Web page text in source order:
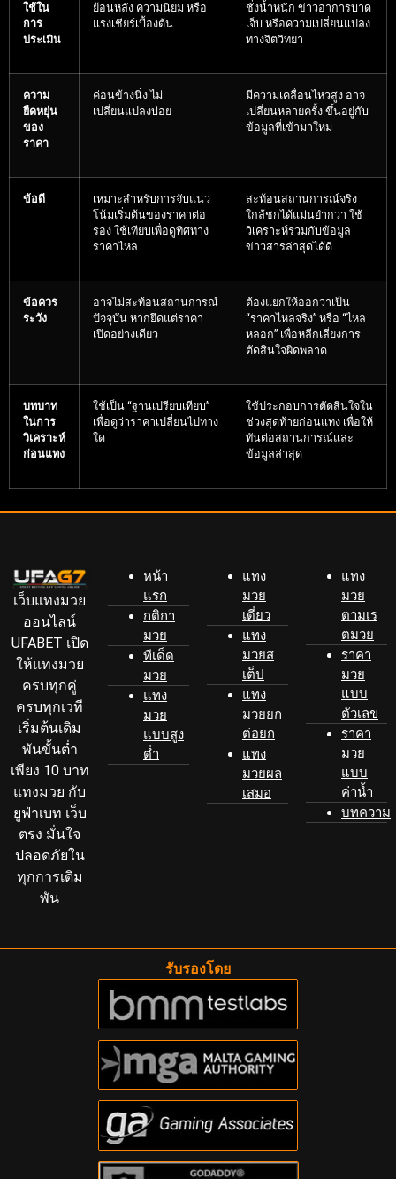
ใช้ใน
การ
ประเมิน
ย้อนหลัง ความนิยม หรือ
แรงเชียร์เบื้องต้น
ชั่งน้ำหนัก ข่าวอาการบาด
เจ็บ หรือความเปลี่ยนแปลง
ทางจิตวิทยา
ความ
ยืดหยุ่น
ของ
ราคา
ค่อนข้างนิ่ง ไม่
เปลี่ยนแปลงบ่อย
มีความเคลื่อนไหวสูง อาจ
เปลี่ยนหลายครั้ง ขึ้นอยู่กับ
ข้อมูลที่เข้ามาใหม่
ข้อดี
เหมาะสำหรับการจับแนว
โน้มเริ่มต้นของราคาต่อ
รอง ใช้เทียบเพื่อดูทิศทาง
ราคาไหล
สะท้อนสถานการณ์จริง
ใกล้ชกได้แม่นยำกว่า ใช้
วิเคราะห์ร่วมกับข้อมูล
ข่าวสารล่าสุดได้ดี
ข้อควร
ระวัง
อาจไม่สะท้อนสถานการณ์
ปัจจุบัน หากยึดแต่ราคา
เปิดอย่างเดียว
ต้องแยกให้ออกว่าเป็น
“ราคาไหลจริง” หรือ “ไหล
หลอก” เพื่อหลีกเลี่ยงการ
ตัดสินใจผิดพลาด
บทบาท
ในการ
วิเคราะห์
ก่อนแทง
ใช้เป็น “ฐานเปรียบเทียบ”
เพื่อดูว่าราคาเปลี่ยนไปทาง
ใด
ใช้ประกอบการตัดสินใจใน
ช่วงสุดท้ายก่อนแทง เพื่อให้
ทันต่อสถานการณ์และ
ข้อมูลล่าสุด
เว็บแทงมวย
ออนไลน์
UFABET เปิด
ให้แทงมวย
ครบทุกคู่
ครบทุกเวที
เริ่มต้นเดิม
พันขั้นต่ำ
เพียง 10 บาท
แทงมวย กับ
ยูฟ่าเบท เว็บ
ตรง มั่นใจ
ปลอดภัยใน
ทุกการเดิม
พัน
หน้า
แรก
กติกา
มวย
ทีเด็ด
มวย
แทง
มวย
แบบสูง
ต่ำ
แทง
มวย
เดี่ยว
แทง
มวยส
เต็ป
แทง
มวยยก
ต่อยก
แทง
มวยผล
เสมอ
แทง
มวย
ตามเร
ตมวย
ราคา
มวย
แบบ
ตัวเลข
ราคา
มวย
แบบ
ค่าน้ำ
บทความ
รับรองโดย